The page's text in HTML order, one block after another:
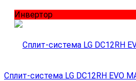
Инвертор
Сплит-система LG DC12RH EVO